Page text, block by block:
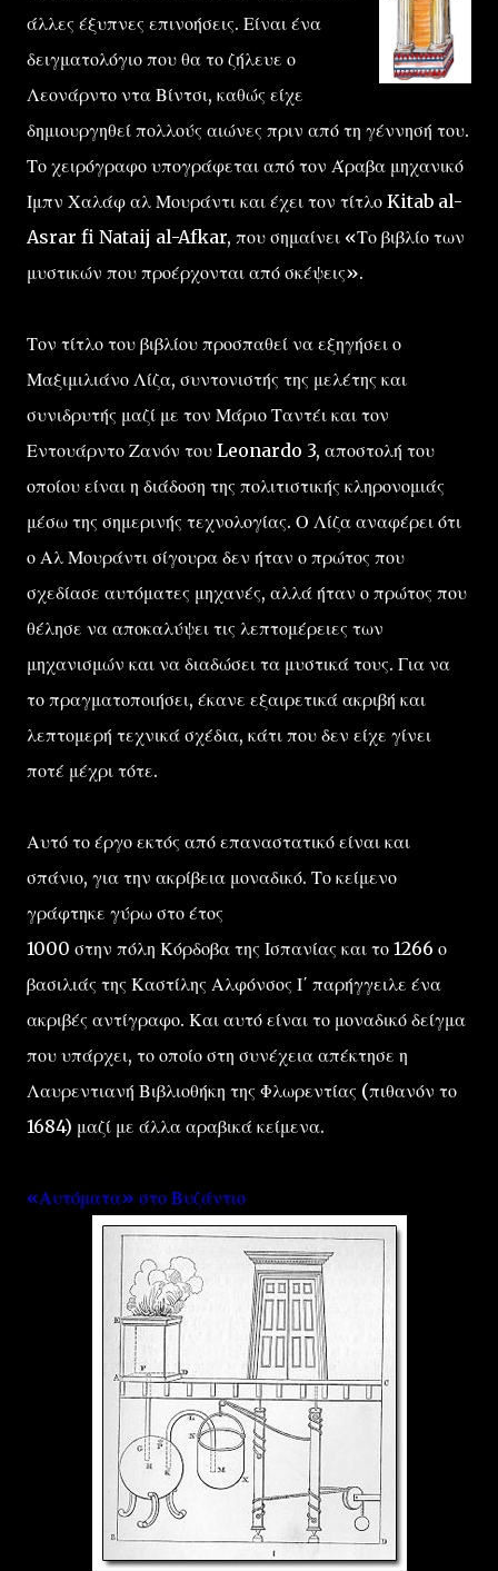
άλλες έξυπνες επινοήσεις. Είναι ένα
δειγματολόγιο που θα το ζήλευε ο
Λεονάρντο ντα Βίντσι, καθώς είχε
δημιουργηθεί πολλούς αιώνες πριν από τη γέννησή του.
Το χειρόγραφο υπογράφεται από τον Άραβα μηχανικό
Ιμπν Χαλάφ αλ Μουράντι και έχει τον τίτλο Kitab al-
Asrar fi Nataij al-Afkar, που σημαίνει «Το βιβλίο των
μυστικών που προέρχονται από σκέψεις».
Τον τίτλο του βιβλίου προσπαθεί να εξηγήσει ο
Μαξιμιλιάνο Λίζα, συντονιστής της μελέτης και
συνιδρυτής μαζί με τον Μάριο Ταντέι και τον
Εντουάρντο Ζανόν του Leonardo 3, αποστολή του
οποίου είναι η διάδοση της πολιτιστικής κληρονομιάς
μέσω της σημερινής τεχνολογίας. Ο Λίζα αναφέρει ότι
ο Αλ Μουράντι σίγουρα δεν ήταν ο πρώτος που
σχεδίασε αυτόματες μηχανές, αλλά ήταν ο πρώτος που
θέλησε να αποκαλύψει τις λεπτομέρειες των
μηχανισμών και να διαδώσει τα μυστικά τους. Για να
το πραγματοποιήσει, έκανε εξαιρετικά ακριβή και
λεπτομερή τεχνικά σχέδια, κάτι που δεν είχε γίνει
ποτέ μέχρι τότε.
Αυτό το έργο εκτός από επαναστατικό είναι και
σπάνιο, για την ακρίβεια μοναδικό. Το κείμενο
γράφτηκε γύρω στο έτος
1000 στην πόλη Κόρδοβα της Ισπανίας και το 1266 ο
βασιλιάς της Καστίλης Αλφόνσος Ι΄ παρήγγειλε ένα
ακριβές αντίγραφο. Και αυτό είναι το μοναδικό δείγμα
που υπάρχει, το οποίο στη συνέχεια απέκτησε η
Λαυρεντιανή Βιβλιοθήκη της Φλωρεντίας (πιθανόν το
1684) μαζί με άλλα αραβικά κείμενα.
«Αυτόματα» στο Βυζάντιο